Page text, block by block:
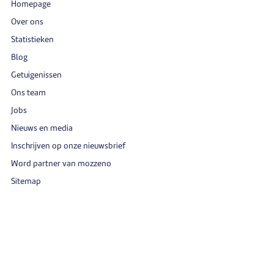
Homepage
Over ons
Statistieken
Blog
Getuigenissen
Ons team
Jobs
Nieuws en media
Inschrijven op onze nieuwsbrief
Word partner van mozzeno
Sitemap